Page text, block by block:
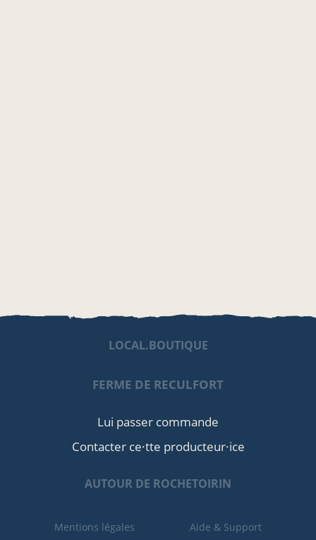
LOCAL.BOUTIQUE
FERME DE RECULFORT
Lui passer commande
Contacter ce·tte producteur·ice
AUTOUR DE ROCHETOIRIN
Mentions légales Aide & Support